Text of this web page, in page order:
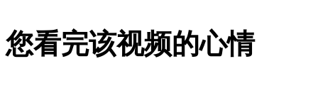
您看完该视频的心情